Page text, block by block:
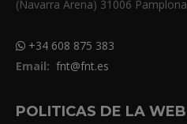
(Navarra Arena) 31006 Pamplona
+34 608 875 383
Email: fnt@fnt.es
POLITICAS DE LA WEB